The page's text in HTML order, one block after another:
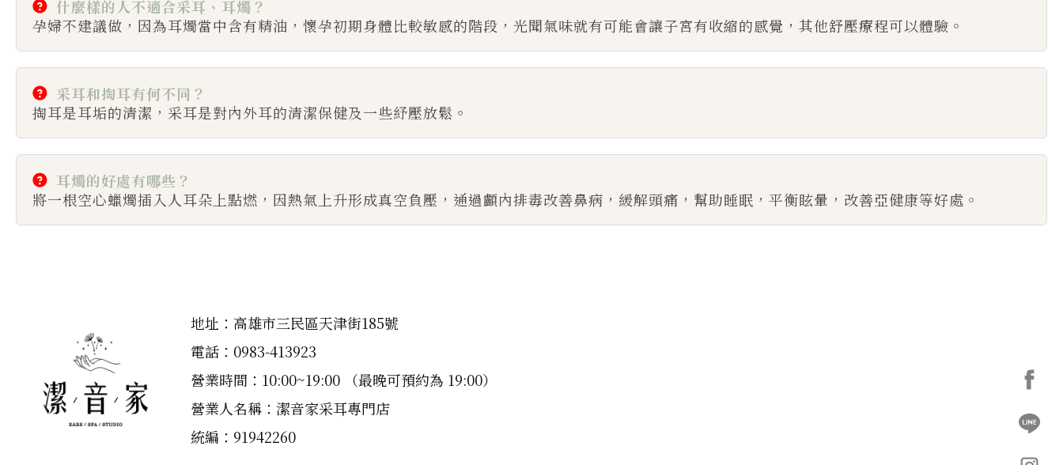
什麼樣的人不適合采耳、耳燭？
孕婦不建議做，因為耳燭當中含有精油，懷孕初期身體比較敏感的階段，光聞氣味就有可能會讓子宮有收縮的感覺，其他舒壓療程可以體驗。
采耳和掏耳有何不同？
掏耳是耳垢的清潔，采耳是對內外耳的清潔保健及一些紓壓放鬆。
耳燭的好處有哪些？
將一根空心蠟燭插入人耳朵上點燃，因熱氣上升形成真空負壓，通過顱內排毒改善鼻病，緩解頭痛，幫助睡眠，平衡眩暈，改善亞健康等好處。
地址：高雄市三民區天津街185號
電話： 0983-413923
營業時間：10:00~19:00
（最晚可預約為 19:00）
營業人名稱：潔音家采耳專門店
統編：91942260